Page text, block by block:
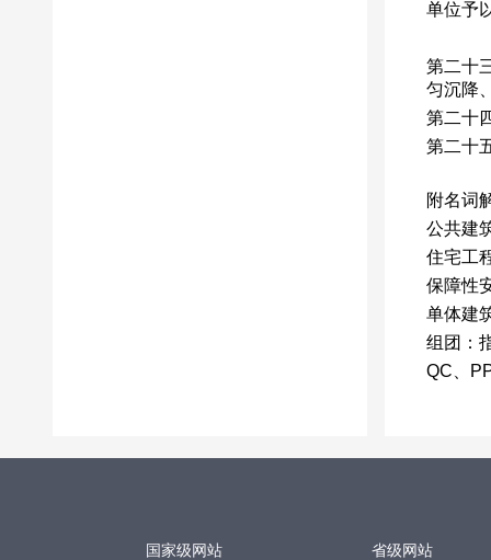
国家级网站 省级网站